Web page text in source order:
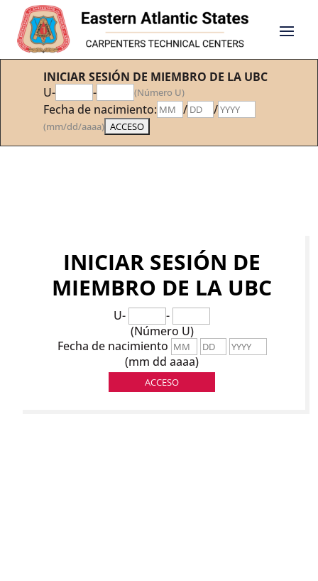
INICIAR SESIÓN DE MIEMBRO DE LA UBC
U-
- (Número U)
Fecha de nacimiento: / /
(mm/dd/aaaa)
INICIAR SESIÓN DE
MIEMBRO DE LA UBC
U-
-
(Número U)
Fecha de nacimiento
(mm dd aaaa)